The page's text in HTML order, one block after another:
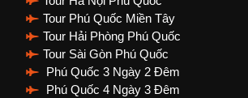
Tour Phú Quốc Miền Tây
Tour Hải Phòng Phú Quốc
Tour Sài Gòn Phú Quốc
Phú Quốc 3 Ngày 2 Đêm
Phú Quốc 4 Ngày 3 Đêm